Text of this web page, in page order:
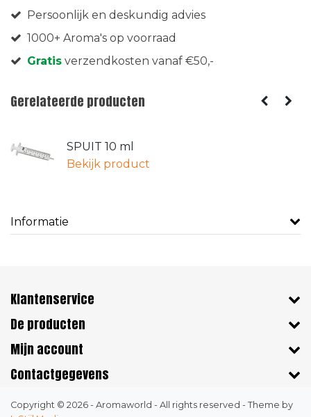
Persoonlijk en deskundig advies
1000+ Aroma's op voorraad
Gratis verzendkosten vanaf €50,-
Gerelateerde producten
SPUIT 10 ml
Bekijk product
Informatie
Klantenservice
De producten
Mijn account
Contactgegevens
Copyright © 2026 - Aromaworld - All rights reserved - Theme by